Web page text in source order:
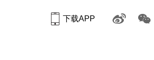
下载APP